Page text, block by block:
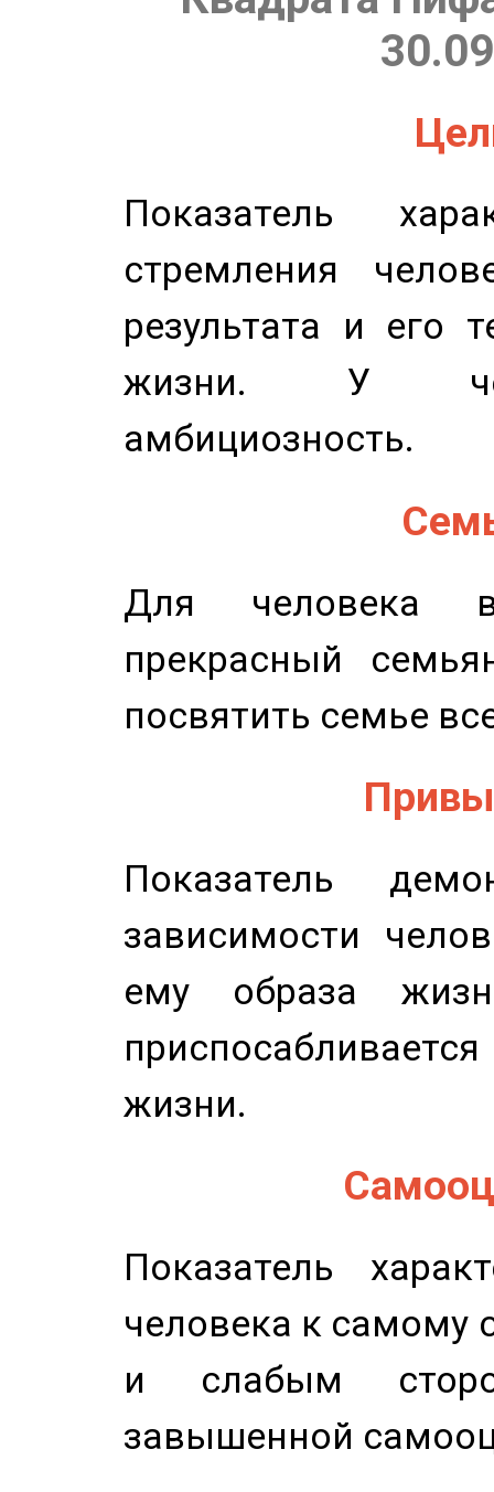
Показатель
стремления
результата и его
жизни. У
амбициозность.
Для человека
прекрасный
посвятить семье
Показатель
зависимости
ему образа
жизни.
Показатель
человека к самому
и слабым
завышенной